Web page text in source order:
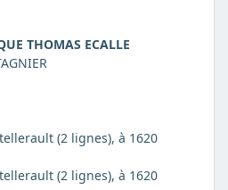
THOMAS ECALLE
(2 lignes), à 1620
(2 lignes), à 1620